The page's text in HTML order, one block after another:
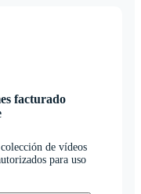
facturado
de vídeos
para uso